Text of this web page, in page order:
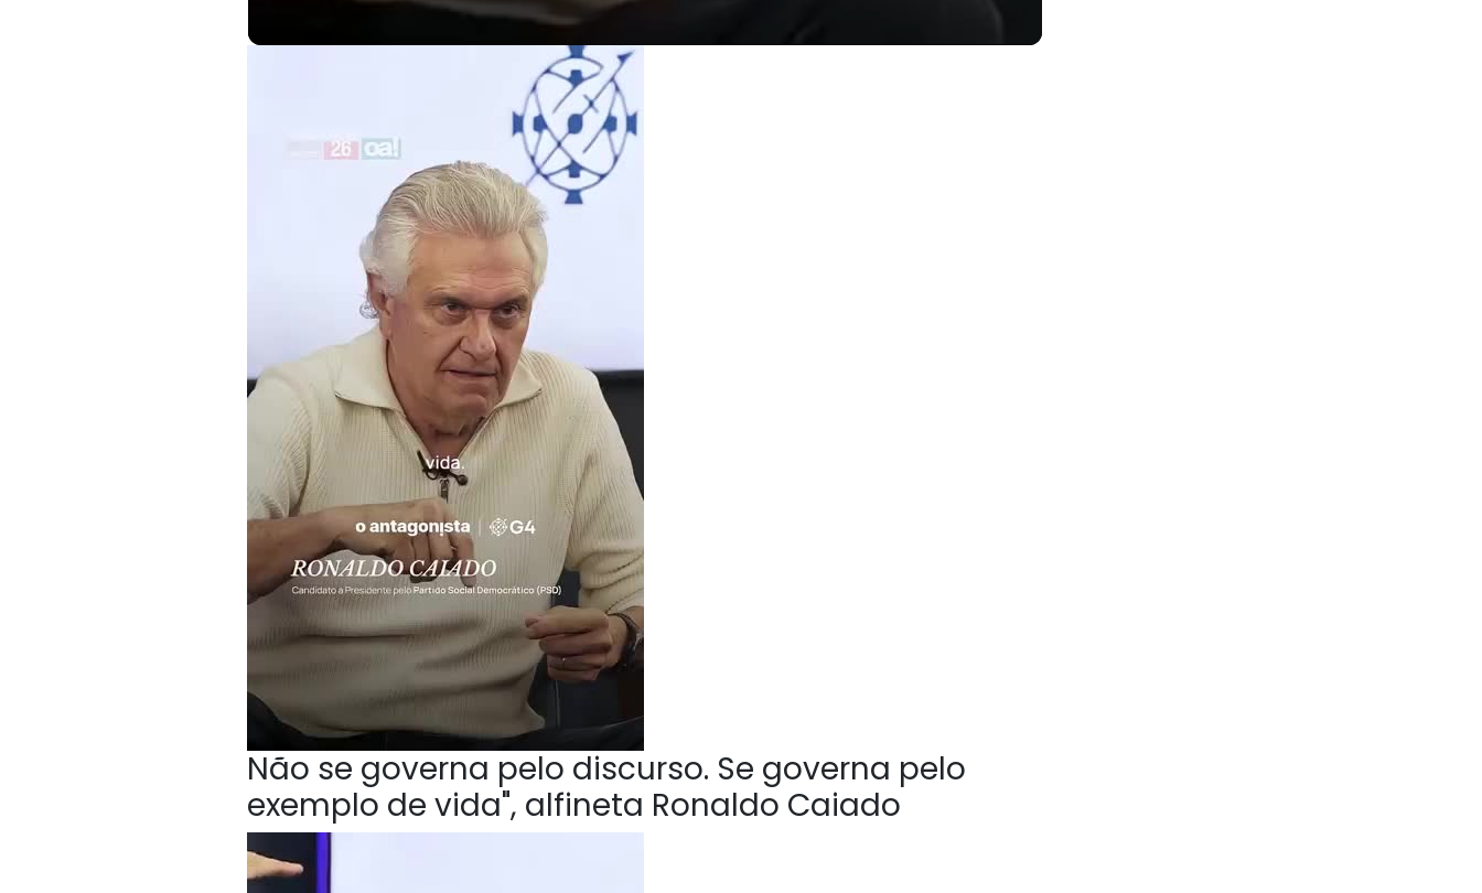
Não se governa pelo discurso. Se governa pelo
exemplo de vida", alfineta Ronaldo Caiado